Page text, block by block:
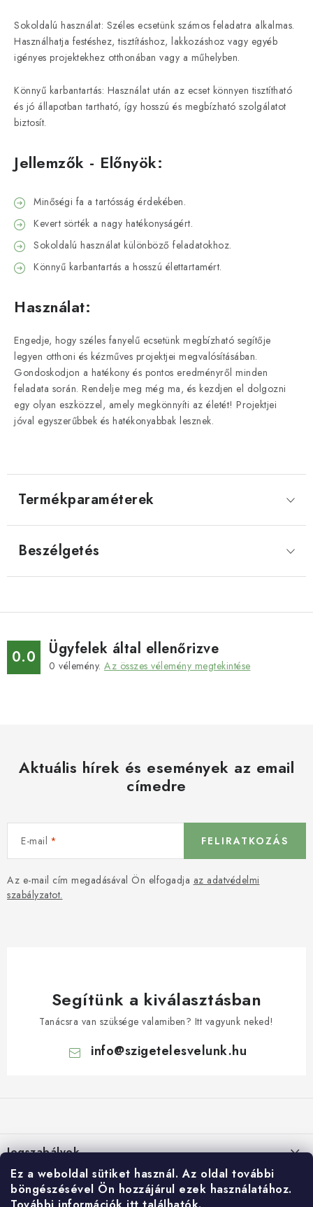
Ez a weboldal sütiket használ. Az oldal további
böngészésével Ön hozzájárul ezek használatához.
Sokoldalú használat: Széles ecsetünk számos feladatra alkalmas.
Használhatja festéshez, tisztításhoz, lakkozáshoz vagy egyéb
igényes projektekhez otthonában vagy a műhelyben.
Könnyű karbantartás: Használat után az ecset könnyen tisztítható
és jó állapotban tartható, így hosszú és megbízható szolgálatot
biztosít.
Jellemzők - Előnyök:
Minőségi fa a tartósság érdekében.
Kevert sörték a nagy hatékonyságért.
Sokoldalú használat különböző feladatokhoz.
Könnyű karbantartás a hosszú élettartamért.
Használat:
Engedje, hogy széles fanyelű ecsetünk megbízható segítője
legyen otthoni és kézműves projektjei megvalósításában.
Gondoskodjon a hatékony és pontos eredményről minden
feladata során. Rendelje meg még ma, és kezdjen el dolgozni
egy olyan eszközzel, amely megkönnyíti az életét! Projektjei
jóval egyszerűbbek és hatékonyabbak lesznek.
Termékparaméterek
Beszélgetés
0.0 Ügyfelek által ellenőrizve
0 vélemény. Az összes vélemény megtekintése
Aktuális hírek és események az email
címedre
E-mail
Az e-mail cím megadásával Ön elfogadja az adatvédelmi
szabályzatot.
FELIRATKOZÁS
Segítünk a kiválasztásban
Tanácsra van szüksége valamiben? Itt vagyunk neked!
info@szigetelesvelunk.hu
l
é Jogszabályok
Suti (cookie) szabalyzat
E-shop